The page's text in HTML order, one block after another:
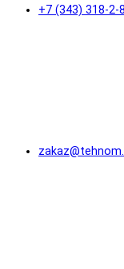
+7 (343) 318-2-